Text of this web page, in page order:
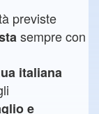
previste
sempre con
italiana
e